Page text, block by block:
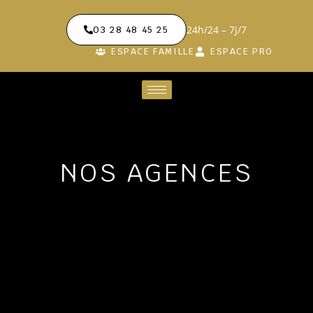
03 28 48 45 25 24h/24 – 7j/7
ESPACE FAMILLE ESPACE PRO
NOS AGENCES